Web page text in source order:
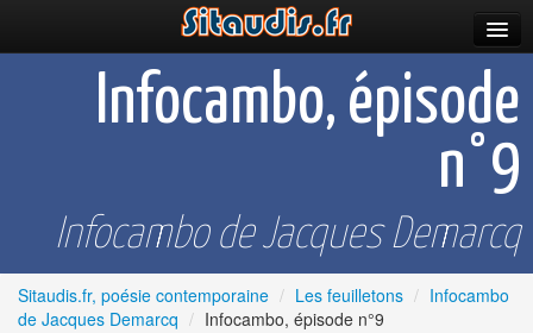
Parutions
Incitations
Apparitions
Auteurs & poètes
Célébrations
Infocambo, épisode
n°9
Infocambo de Jacques Demarcq
Sitaudis.fr, poésie contemporaine / Les feuilletons / Infocambo
de Jacques Demarcq / Infocambo, épisode n°9